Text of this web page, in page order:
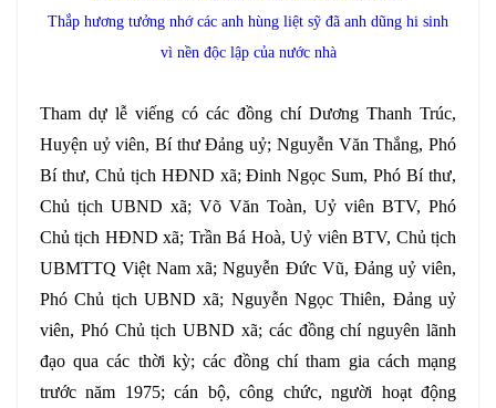
Thắp hương tưởng nhớ các anh hùng liệt sỹ đã anh dũng hi sinh
vì nền độc lập của nước nhà
Tham dự lễ viếng có các đồng chí Dương Thanh Trúc,
Huyện uỷ viên, Bí thư Đảng uỷ; Nguyễn Văn Thắng, Phó
Bí thư, Chủ tịch HĐND xã; Đinh Ngọc Sum, Phó Bí thư,
Chủ tịch UBND xã; Võ Văn Toàn, Uỷ viên BTV, Phó
Chủ tịch HĐND xã; Trần Bá Hoà, Uỷ viên BTV, Chủ tịch
UBMTTQ Việt Nam xã; Nguyễn Đức Vũ, Đảng uỷ viên,
Phó Chủ tịch UBND xã; Nguyễn Ngọc Thiên, Đảng uỷ
viên, Phó Chủ tịch UBND xã; các đồng chí nguyên lãnh
đạo qua các thời kỳ; các đồng chí tham gia cách mạng
trước năm 1975; cán bộ, công chức, người hoạt động